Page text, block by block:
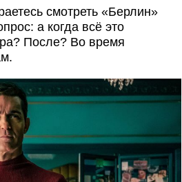
смотреть «Берлин»
а когда всё это
После? Во время